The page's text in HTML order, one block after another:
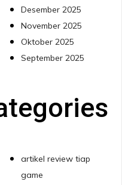
Desember 2025
November 2025
Oktober 2025
September 2025
artikel review tiap
game